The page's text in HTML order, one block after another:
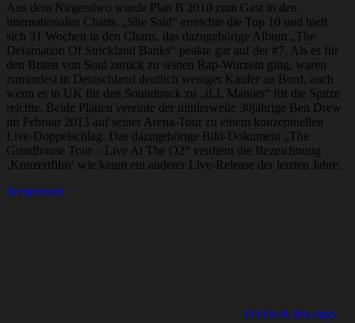
Aus dem Nirgendwo wurde Plan B 2010 zum Gast in den
internationalen Charts. „She Said“ erreichte die Top 10 und hielt
sich 31 Wochen in den Charts, das dazugehörige Album „The
Defamation Of Strickland Banks“ peakte gar auf der #7. Als es für
den Briten von Soul zurück zu seinen Rap-Wurzeln ging, waren
zumindest in Deutschland deutlich weniger Käufer an Bord, auch
wenn es in UK für den Soundtrack zu „iLL Manors“ für die Spitze
reichte. Beide Platten vereinte der mittlerweile 30jährige Ben Drew
im Februar 2013 auf seiner Arena-Tour zu einem konzeptuellen
Live-Doppelschlag. Das dazugehörige Bild-Dokument „The
Grindhouse Tour – Live At The O2“ verdient die Bezeichnung
‚Konzertfilm‘ wie kaum ein anderer Live-Release der letzten Jahre.
Weiterlesen
DVDs & Blu-rays